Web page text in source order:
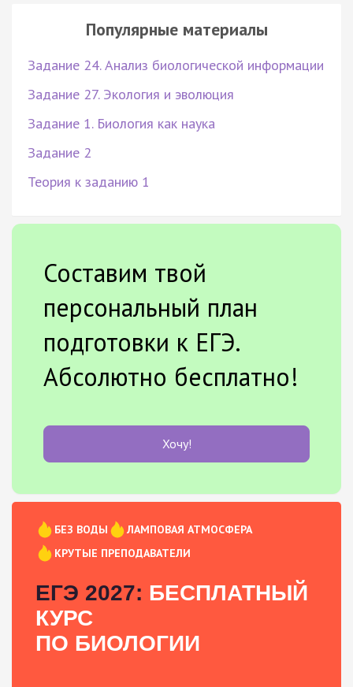
Популярные материалы
Задание 24. Анализ биологической информации
Задание 27. Экология и эволюция
Задание 1. Биология как наука
Задание 2
Теория к заданию 1
Составим твой
персональный план
подготовки к ЕГЭ.
Абсолютно бесплатно!
Хочу!
БЕЗ ВОДЫ
ЛАМПОВАЯ АТМОСФЕРА
КРУТЫЕ ПРЕПОДАВАТЕЛИ
ЕГЭ 2027: БЕСПЛАТНЫЙ
КУРС
ПО БИОЛОГИИ